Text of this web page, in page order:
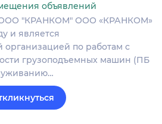
объявлений
ООО "КРАНКОМ" ООО «КРАНКОМ»
и является
по работам с
грузоподъемных машин (ПБ